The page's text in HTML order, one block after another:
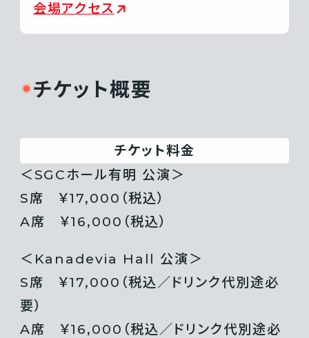
会場アクセス
チケット概要
チケット料金
＜SGCホール有明 公演＞
S席 ￥17,000（税込）
A席 ￥16,000（税込）
＜Kanadevia Hall 公演＞
S席 ￥17,000（税込／ドリンク代別途必
要）
A席 ￥16,000（税込／ドリンク代別途必